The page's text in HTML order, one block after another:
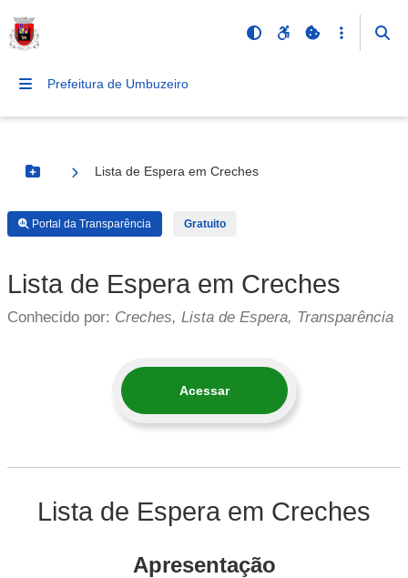
Prefeitura de Umbuzeiro
Botão Menu
Lista de Espera em Creches
Portal da Transparência Gratuito
Lista de Espera em Creches
Conhecido por: Creches, Lista de Espera, Transparência
Acessar
Lista de Espera em Creches
Apresentação